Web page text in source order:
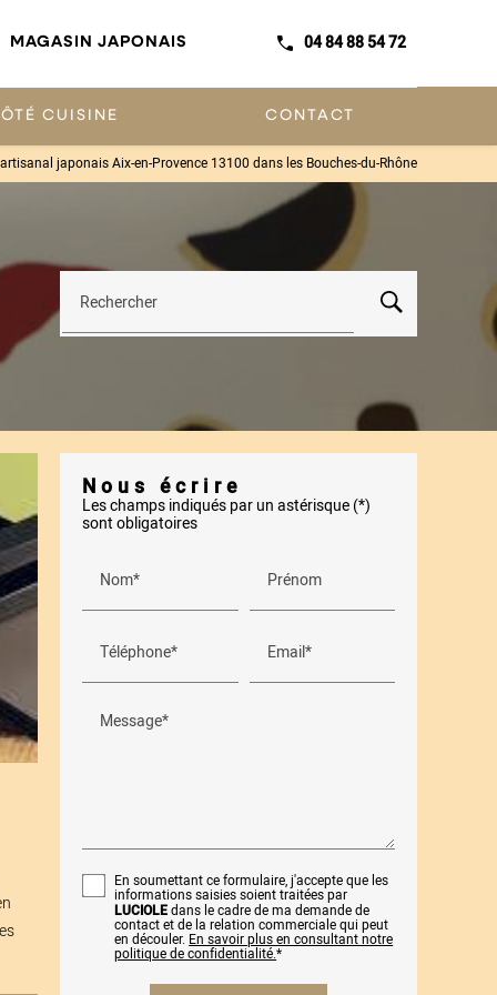
MAGASIN JAPONAIS 04 84 88 54 72
CUISINE CONTACT
japonais Aix-en-Provence 13100 dans les Bouches-du-Rhône
Rechercher
Nous écrire
Les champs indiqués par un astérisque (*)
sont obligatoires
Nom* Prénom
Téléphone* Email*
Message*
En soumettant ce formulaire, j'accepte que les
informations saisies soient traitées par
LUCIOLEdans le cadre de ma demande de
contact et de la relation commerciale qui peut
en découler. En savoir plus en consultant notre
politique de confidentialité.*